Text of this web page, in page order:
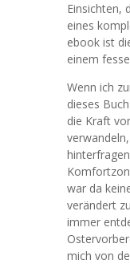
Einsichten,
eines
ebook ist
einem
Wenn ich
dieses
die Kraft
war da
verändert
immer
mich von